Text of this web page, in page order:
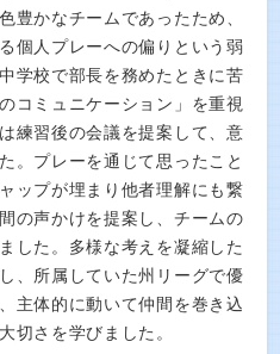
豊かなチームであったため、
個人プレーへの偏りという弱
学校で部長を務めたときに苦
コミュニケーション」を重視
練習後の会議を提案して、意
。プレーを通じて思ったこと
ップが埋まり他者理解にも繋
の声かけを提案し、チームの
した。多様な考えを凝縮した
、所属していた州リーグで優
主体的に動いて仲間を巻き込
切さを学びました。